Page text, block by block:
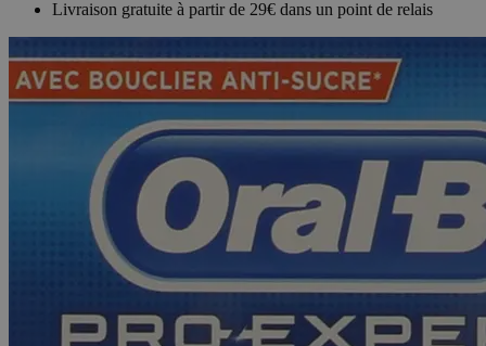
Livraison gratuite à partir de 29€ dans un point de relais